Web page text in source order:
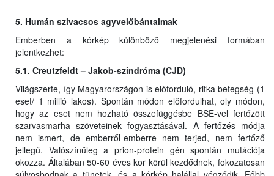
5. Humán szivacsos agyvelőbántalmak
Emberben a kórkép különböző megjelenési formában
jelentkezhet:
5.1. Creutzfeldt – Jakob-szindróma (CJD)
Világszerte, így Magyarországon is előforduló, ritka betegség (1
eset/ 1 millió lakos). Spontán módon előfordulhat, oly módon,
hogy az eset nem hozható összefüggésbe BSE-vel fertőzött
szarvasmarha szöveteinek fogyasztásával. A fertőzés módja
nem ismert, de emberről-emberre nem terjed, nem fertőző
jellegű. Valószínűleg a prion-protein gén spontán mutációja
okozza. Általában 50-60 éves kor körül kezdődnek, fokozatosan